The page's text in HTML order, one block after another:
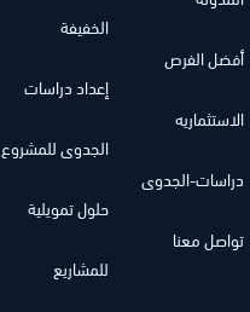
الخفيفة
إعداد دراسات
الجدوى للمشروع
حلول تمويلية
للمشاريع
أفضل الفرص
الاستثماريه
دراسات-الجدوى
تواصل معنا